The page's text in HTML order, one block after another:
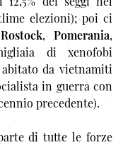
elezioni); poi ci
Rostock,Pomerania,
di xenofobi
da vietnamiti
in guerra con
precedente).
di tutte le forze